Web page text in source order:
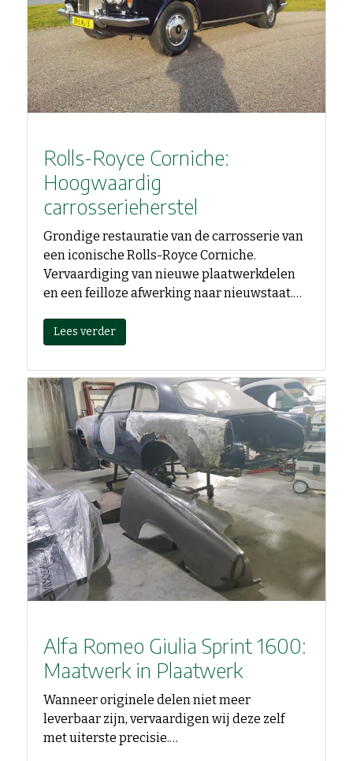
Rolls-Royce Corniche:
Hoogwaardig
carrosserieherstel
Grondige restauratie van de carrosserie van
een iconische Rolls-Royce Corniche.
Vervaardiging van nieuwe plaatwerkdelen
en een feilloze afwerking naar nieuwstaat.…
Lees verder
Alfa Romeo Giulia Sprint 1600:
Maatwerk in Plaatwerk
Wanneer originele delen niet meer
leverbaar zijn, vervaardigen wij deze zelf
met uiterste precisie.…